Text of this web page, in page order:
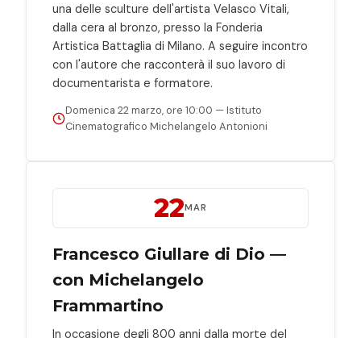
una delle sculture dell'artista Velasco Vitali,
dalla cera al bronzo, presso la Fonderia
Artistica Battaglia di Milano. A seguire incontro
con l'autore che racconterà il suo lavoro di
documentarista e formatore.
Domenica 22 marzo, ore 10:00 — Istituto
Cinematografico Michelangelo Antonioni
22MAR
Francesco Giullare di Dio —
con Michelangelo
Frammartino
In occasione degli 800 anni dalla morte del